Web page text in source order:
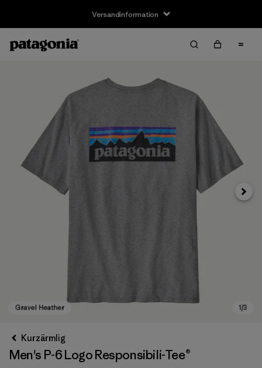
Versandinformation
Kurzärmlig
Men's P-6 Logo Responsibili-Tee®